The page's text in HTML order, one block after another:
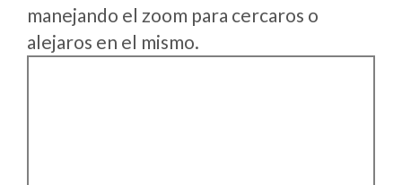
manejando el zoom para cercaros o
alejaros en el mismo.